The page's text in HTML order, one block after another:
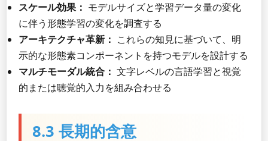
スケール効果： モデルサイズと学習データ量の変化
に伴う形態学習の変化を調査する
アーキテクチャ革新： これらの知見に基づいて、明
示的な形態素コンポーネントを持つモデルを設計する
マルチモーダル統合： 文字レベルの言語学習と視覚
的または聴覚的入力を組み合わせる
8.3 長期的含意